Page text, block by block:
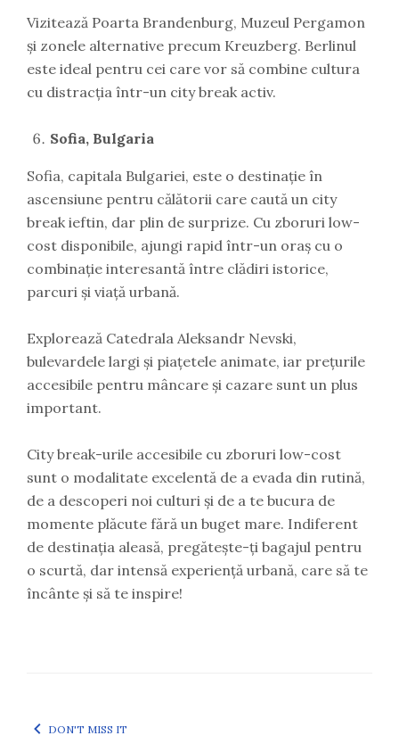
Vizitează Poarta Brandenburg, Muzeul Pergamon
și zonele alternative precum Kreuzberg. Berlinul
este ideal pentru cei care vor să combine cultura
cu distracția într-un city break activ.
Sofia, Bulgaria
Sofia, capitala Bulgariei, este o destinație în
ascensiune pentru călătorii care caută un city
break ieftin, dar plin de surprize. Cu zboruri low-
cost disponibile, ajungi rapid într-un oraș cu o
combinație interesantă între clădiri istorice,
parcuri și viață urbană.
Explorează Catedrala Aleksandr Nevski,
bulevardele largi și piațetele animate, iar prețurile
accesibile pentru mâncare și cazare sunt un plus
important.
City break-urile accesibile cu zboruri low-cost
sunt o modalitate excelentă de a evada din rutină,
de a descoperi noi culturi și de a te bucura de
momente plăcute fără un buget mare. Indiferent
de destinația aleasă, pregătește-ți bagajul pentru
o scurtă, dar intensă experiență urbană, care să te
încânte și să te inspire!
DON'T MISS IT